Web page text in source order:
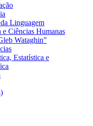
Linguagem
Ciências Humanas
Wataghin”
Estatística e